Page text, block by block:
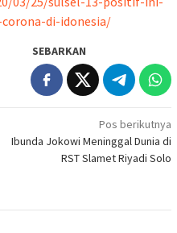
di-idonesia/
SEBARKAN
Pos berikutnya
Ibunda Jokowi Meninggal Dunia di
RST Slamet Riyadi Solo